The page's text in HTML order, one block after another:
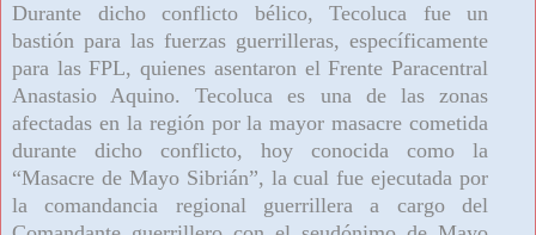
Durante dicho conflicto bélico, Tecoluca fue un
bastión para las fuerzas guerrilleras, específicamente
para las FPL, quienes asentaron el Frente Paracentral
Anastasio Aquino. Tecoluca es una de las zonas
afectadas en la región por la mayor masacre cometida
durante dicho conflicto, hoy conocida como la
“Masacre de Mayo Sibrián”, la cual fue ejecutada por
la comandancia regional guerrillera a cargo del